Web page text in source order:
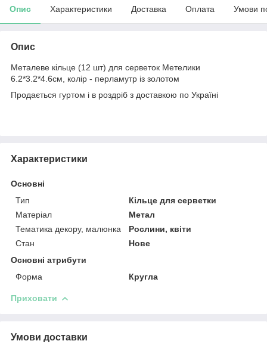
Опис Характеристики Доставка Оплата Умови
Опис
Металеве кільце (12 шт) для серветок Метелики
6.2*3.2*4.6см, колір - перламутр із золотом
Продається гуртом і в роздріб з доставкою по Україні
Характеристики
Основні
Тип
Кільце для серветки
Матеріал
Метал
Тематика декору, малюнка
Рослини, квіти
Стан
Нове
Основні атрибути
Форма
Кругла
Приховати
Умови доставки